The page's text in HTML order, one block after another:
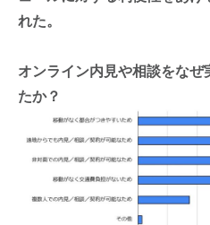
れた。
オンライン内見や相談をなぜ
たか？